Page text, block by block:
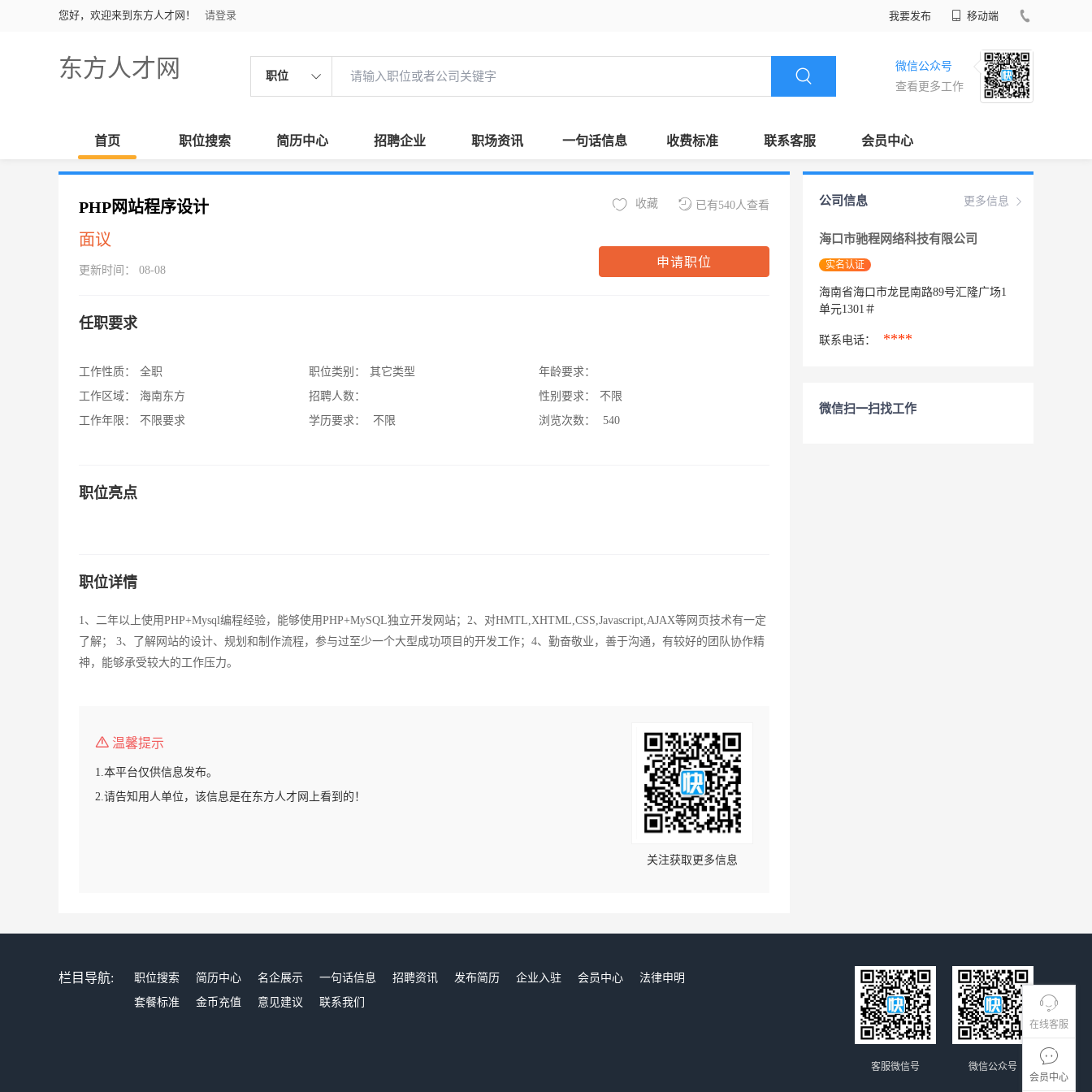
您好，欢迎来到东方人才网！ 请登录 我要发布 移动端
东方人才网 职位
微信公众号
查看更多工作
首页 职位搜索 简历中心 招聘企业 职场资讯 一句话信息 收费标准 联系客服 会员中心
在线客服
会员中心
PHP网站程序设计
面议
更新时间： 08-08
已有540人查看
收藏
申请职位
任职要求
工作性质：
全职
工作区域：
海南东方
工作年限：
不限要求
职位类别：
其它类型
招聘人数：
学历要求：
不限
年龄要求：
性别要求：
不限
浏览次数：
540
职位亮点
职位详情
1、二年以上使用PHP+Mysql编程经验，能够使用PHP+MySQL独立开发网站；2、对HMTL,XHTML,CSS,Javascript,AJAX等网页技术有一定
了解； 3、了解网站的设计、规划和制作流程，参与过至少一个大型成功项目的开发工作；4、勤奋敬业，善于沟通，有较好的团队协作精
神，能够承受较大的工作压力。
温馨提示
1.本平台仅供信息发布。
2.请告知用人单位，该信息是在东方人才网上看到的！
关注获取更多信息
更多信息
公司信息
海口市驰程网络科技有限公司
实名认证
海南省海口市龙昆南路89号汇隆广场1
单元1301＃
联系电话： ****
微信扫一扫找工作
栏目导航: 职位搜索 简历中心 名企展示 一句话信息 招聘资讯 发布简历 企业入驻 会员中心
法律申明
套餐标准
金币充值 意见建议 联系我们
微信公众号
客服微信号